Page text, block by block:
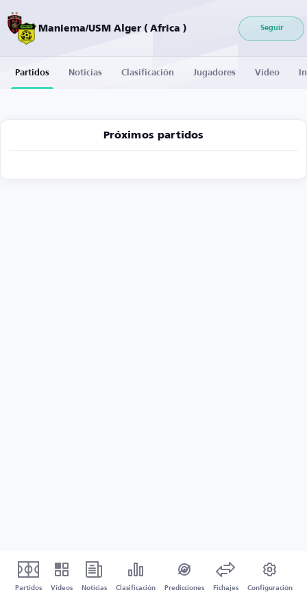
Maniema/USM Alger ( Africa ) Seguir
Partidos Noticias Clasificación Jugadores Vídeo
Próximos partidos
Partidos Vídeos Noticias Clasificación Predicciones Fichajes Configuración